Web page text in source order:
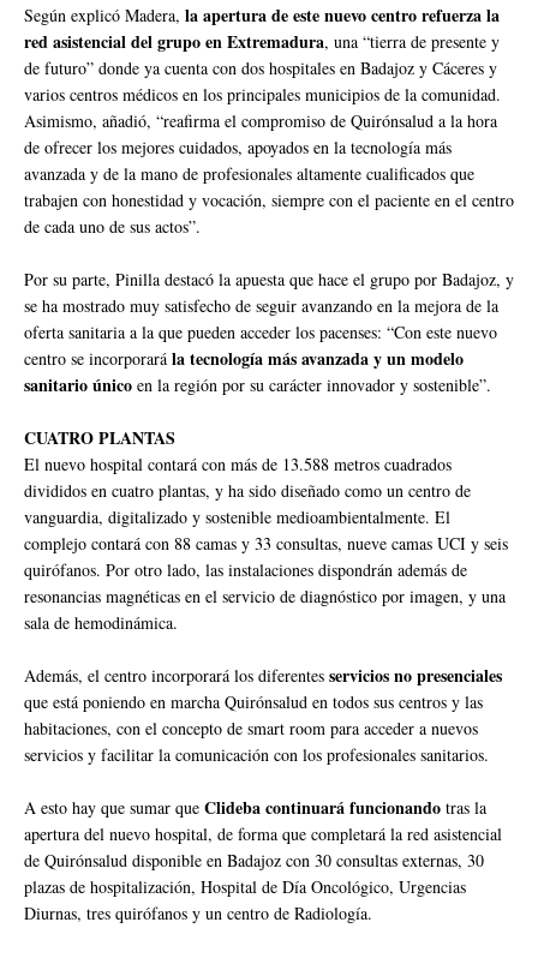
Según explicó Madera, la apertura de este nuevo centro refuerza la
red asistencial del grupo en Extremadura, una “tierra de presente y
de futuro” donde ya cuenta con dos hospitales en Badajoz y Cáceres y
varios centros médicos en los principales municipios de la comunidad.
Asimismo, añadió, “reafirma el compromiso de Quirónsalud a la hora
de ofrecer los mejores cuidados, apoyados en la tecnología más
avanzada y de la mano de profesionales altamente cualificados que
trabajen con honestidad y vocación, siempre con el paciente en el centro
de cada uno de sus actos”.
Por su parte, Pinilla destacó la apuesta que hace el grupo por Badajoz, y
se ha mostrado muy satisfecho de seguir avanzando en la mejora de la
oferta sanitaria a la que pueden acceder los pacenses: “Con este nuevo
centro se incorporará la tecnología más avanzada y un modelo
sanitario único en la región por su carácter innovador y sostenible”.
CUATRO PLANTAS
El nuevo hospital contará con más de 13.588 metros cuadrados
divididos en cuatro plantas, y ha sido diseñado como un centro de
vanguardia, digitalizado y sostenible medioambientalmente. El
complejo contará con 88 camas y 33 consultas, nueve camas UCI y seis
quirófanos. Por otro lado, las instalaciones dispondrán además de
resonancias magnéticas en el servicio de diagnóstico por imagen, y una
sala de hemodinámica.
Además, el centro incorporará los diferentes servicios no presenciales
que está poniendo en marcha Quirónsalud en todos sus centros y las
habitaciones, con el concepto de smart room para acceder a nuevos
servicios y facilitar la comunicación con los profesionales sanitarios.
A esto hay que sumar que Clideba continuará funcionando tras la
apertura del nuevo hospital, de forma que completará la red asistencial
de Quirónsalud disponible en Badajoz con 30 consultas externas, 30
plazas de hospitalización, Hospital de Día Oncológico, Urgencias
Diurnas, tres quirófanos y un centro de Radiología.